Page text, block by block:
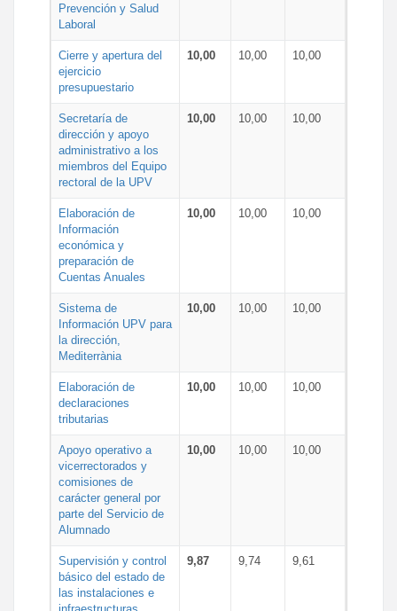
Prevención y Salud
Laboral
Cierre y apertura del
ejercicio
presupuestario
10,00 10,00 10,00
Secretaría de
dirección y apoyo
administrativo a los
miembros del Equipo
rectoral de la UPV
10,00 10,00 10,00
Elaboración de
Información
económica y
preparación de
Cuentas Anuales
10,00 10,00 10,00
Sistema de
Información UPV para
la dirección,
Mediterrània
10,00 10,00 10,00
Elaboración de
declaraciones
tributarias
10,00 10,00 10,00
Apoyo operativo a
vicerrectorados y
comisiones de
carácter general por
parte del Servicio de
Alumnado
10,00 10,00 10,00
Supervisión y control
básico del estado de
las instalaciones e
infraestructuras
9,87 9,74 9,61